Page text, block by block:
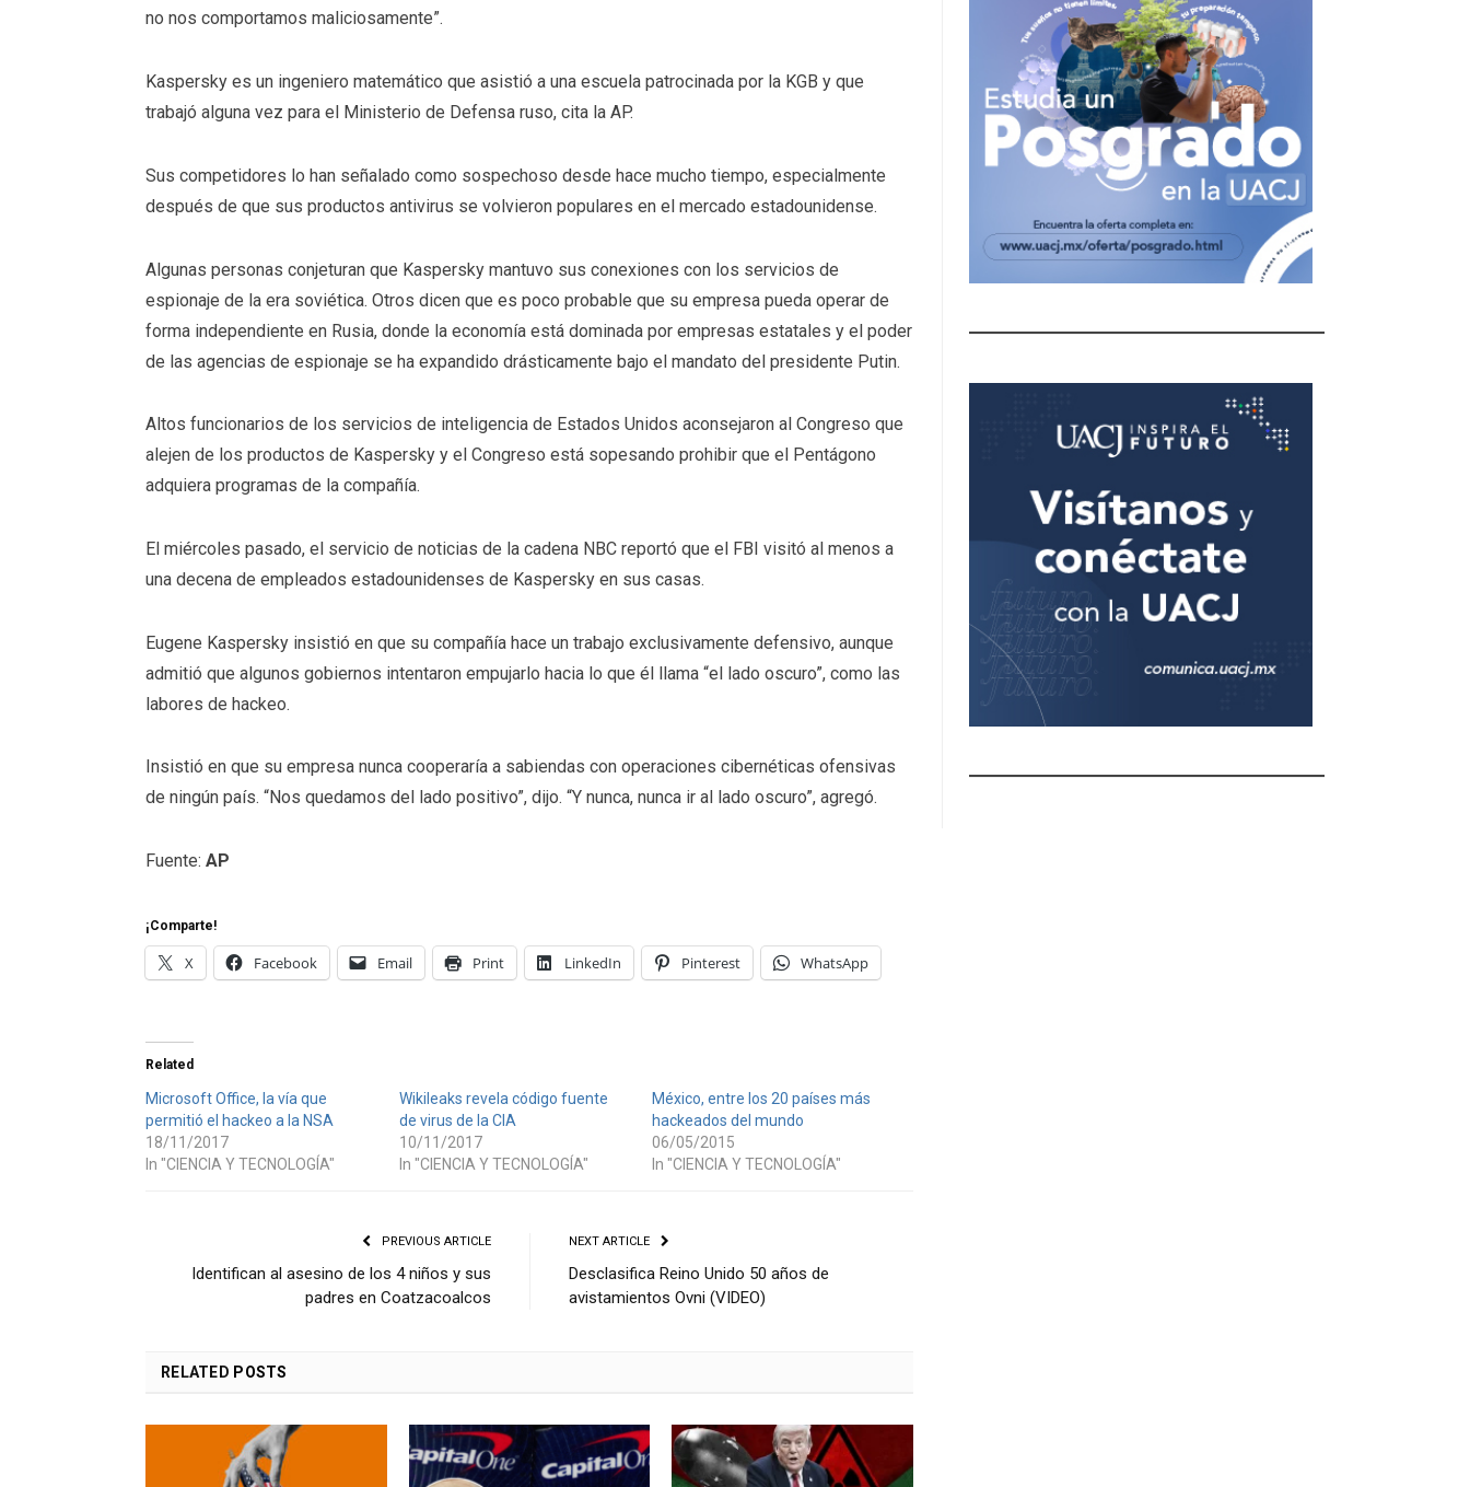
no nos comportamos maliciosamente”.
Kaspersky es un ingeniero matemático que asistió a una escuela patrocinada por la KGB y que
trabajó alguna vez para el Ministerio de Defensa ruso, cita la AP.
Sus competidores lo han señalado como sospechoso desde hace mucho tiempo, especialmente
después de que sus productos antivirus se volvieron populares en el mercado estadounidense.
Algunas personas conjeturan que Kaspersky mantuvo sus conexiones con los servicios de
espionaje de la era soviética. Otros dicen que es poco probable que su empresa pueda operar de
forma independiente en Rusia, donde la economía está dominada por empresas estatales y el poder
de las agencias de espionaje se ha expandido drásticamente bajo el mandato del presidente Putin.
Altos funcionarios de los servicios de inteligencia de Estados Unidos aconsejaron al Congreso que
alejen de los productos de Kaspersky y el Congreso está sopesando prohibir que el Pentágono
adquiera programas de la compañía.
El miércoles pasado, el servicio de noticias de la cadena NBC reportó que el FBI visitó al menos a
una decena de empleados estadounidenses de Kaspersky en sus casas.
Eugene Kaspersky insistió en que su compañía hace un trabajo exclusivamente defensivo, aunque
admitió que algunos gobiernos intentaron empujarlo hacia lo que él llama “el lado oscuro”, como las
labores de hackeo.
Insistió en que su empresa nunca cooperaría a sabiendas con operaciones cibernéticas ofensivas
de ningún país. “Nos quedamos del lado positivo”, dijo. “Y nunca, nunca ir al lado oscuro”, agregó.
Fuente: AP
¡Comparte!
X Facebook Email Print LinkedIn Pinterest WhatsApp
Related
Microsoft Office, la vía que
permitió el hackeo a la NSA
18/11/2017
In "CIENCIA Y TECNOLOGÍA"
Wikileaks revela código fuente
de virus de la CIA
10/11/2017
In "CIENCIA Y TECNOLOGÍA"
México, entre los 20 países más
hackeados del mundo
06/05/2015
In "CIENCIA Y TECNOLOGÍA"
PREVIOUS ARTICLE
Identifican al asesino de los 4 niños y sus
padres en Coatzacoalcos
NEXT ARTICLE
Desclasifica Reino Unido 50 años de
avistamientos Ovni (VIDEO)
RELATED POSTS